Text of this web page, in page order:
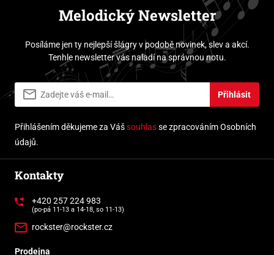
Melodický Newsletter
Posíláme jen ty nejlepší šlágry v podobě novinek, slev a akcí.
Tenhle newsletter vás naladí na správnou notu.
Přihlásit
Přihlášením děkujeme za Vášsouhlasse zpracováním Osobních
údajů.
Kontakty
+420 257 224 983
(po-pá 11-13 a 14-18, so 11-13)
rockster@rockster.cz
Prodejna